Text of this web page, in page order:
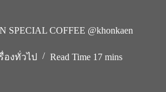
COFFEE @khonkaen
องทั่วไป Read Time 17 mins